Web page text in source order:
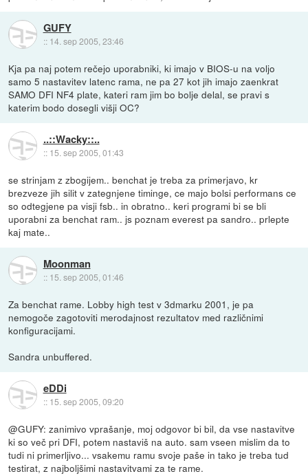
GUFY
:: 14. sep 2005, 23:46
Kja pa naj potem rečejo uporabniki, ki imajo v BIOS-u na voljo
samo 5 nastavitev latenc rama, ne pa 27 kot jih imajo zaenkrat
SAMO DFI NF4 plate, kateri ram jim bo bolje delal, se pravi s
katerim bodo dosegli višji OC?
..::Wacky::..
:: 15. sep 2005, 01:43
se strinjam z zbogijem.. benchat je treba za primerjavo, kr
brezveze jih silit v zategnjene timinge, ce majo bolsi performans ce
so odtegjene pa visji fsb.. in obratno.. keri programi bi se bli
uporabni za benchat ram.. js poznam everest pa sandro.. prlepte
kaj mate..
Moonman
:: 15. sep 2005, 01:46
Za benchat rame. Lobby high test v 3dmarku 2001, je pa
nemogoče zagotoviti merodajnost rezultatov med različnimi
konfiguracijami.
Sandra unbuffered.
eDDi
:: 15. sep 2005, 09:20
@GUFY: zanimivo vprašanje, moj odgovor bi bil, da vse nastavitve
ki so več pri DFI, potem nastaviš na auto. sam vseen mislim da to
tudi ni primerljivo... vsakemu ramu svoje paše in tako je treba tud
testirat, z najboljšimi nastavitvami za te rame.